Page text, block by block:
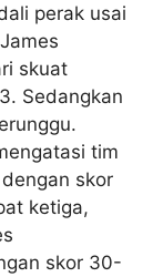
perak usai
skuat
Sedangkan
tim
skor
ketiga,
skor 30-